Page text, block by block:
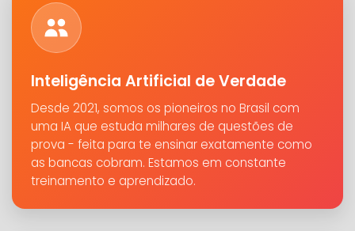
Inteligência Artificial de Verdade
Desde 2021, somos os pioneiros no Brasil com
uma IA que estuda milhares de questões de
prova - feita para te ensinar exatamente como
as bancas cobram. Estamos em constante
treinamento e aprendizado.